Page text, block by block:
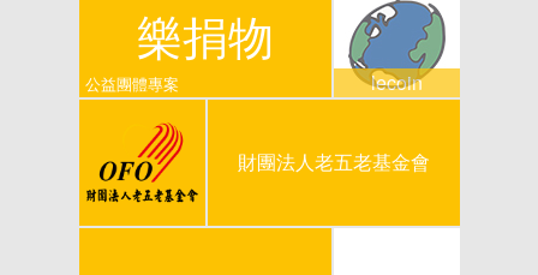
樂捐物
公益團體專案 lecoin
財團法人老五老基金會